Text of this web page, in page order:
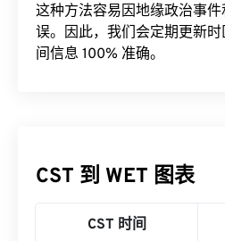
这种方法容易因地缘政治事
误。因此，我们会定期更新
间信息 100% 准确。
CST 到 WET 图表
CST 时间